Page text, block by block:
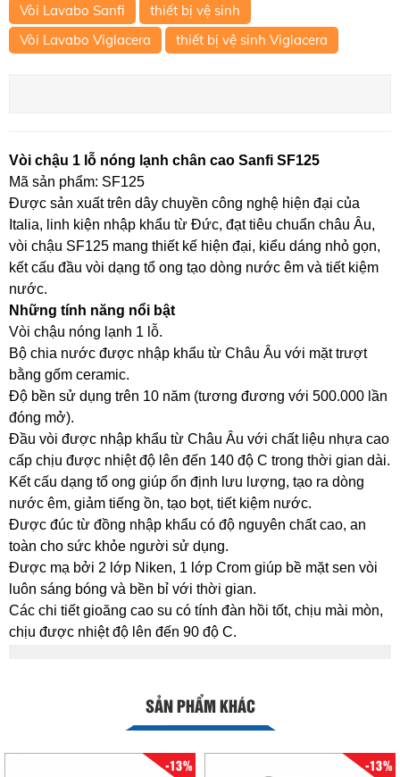
Vòi Lavabo Sanfi
thiết bị vệ sinh
Vòi Lavabo Viglacera
thiết bị vệ sinh Viglacera
Vòi chậu 1 lỗ nóng lạnh chân cao Sanfi SF125
Mã sản phẩm: SF125
Được sản xuất trên dây chuyền công nghệ hiện đại của
Italia, linh kiện nhập khẩu từ Đức, đạt tiêu chuẩn châu Âu,
vòi chậu SF125 mang thiết kế hiện đại, kiểu dáng nhỏ gọn,
kết cấu đầu vòi dạng tổ ong tạo dòng nước êm và tiết kiệm
nước.
Những tính năng nổi bật
Vòi chậu nóng lạnh 1 lỗ.
Bộ chia nước được nhập khẩu từ Châu Âu với mặt trượt
bằng gốm ceramic.
Độ bền sử dụng trên 10 năm (tương đương với 500.000 lần
đóng mở).
Đầu vòi được nhập khẩu từ Châu Âu với chất liệu nhựa cao
cấp chịu được nhiệt độ lên đến 140 độ C trong thời gian dài.
Kết cấu dạng tổ ong giúp ổn định lưu lượng, tạo ra dòng
nước êm, giảm tiếng ồn, tạo bọt, tiết kiệm nước.
Được đúc từ đồng nhập khẩu có độ nguyên chất cao, an
toàn cho sức khỏe người sử dụng.
Được mạ bởi 2 lớp Niken, 1 lớp Crom giúp bề mặt sen vòi
luôn sáng bóng và bền bỉ với thời gian.
Các chi tiết gioăng cao su có tính đàn hồi tốt, chịu mài mòn,
chịu được nhiệt độ lên đến 90 độ C.
SẢN PHẨM KHÁC
-13% -13%